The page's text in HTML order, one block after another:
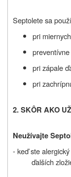
Septolete sa
pri
pri zápale
pri
2. SKÔR AKO
Neužívajte
- keď ste
ďalších